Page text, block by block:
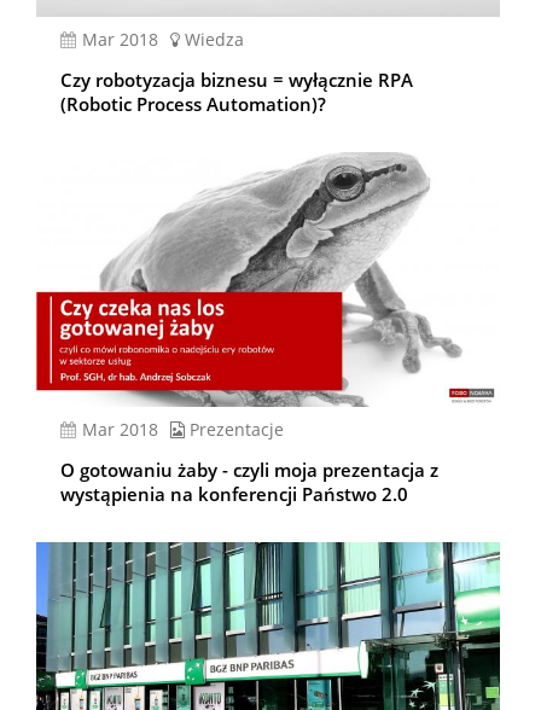
mar 2018 Wiedza
Czy robotyzacja biznesu = wyłącznie RPA
(Robotic Process Automation)?
mar 2018 Prezentacje
O gotowaniu żaby - czyli moja prezentacja z
wystąpienia na konferencji Państwo 2.0